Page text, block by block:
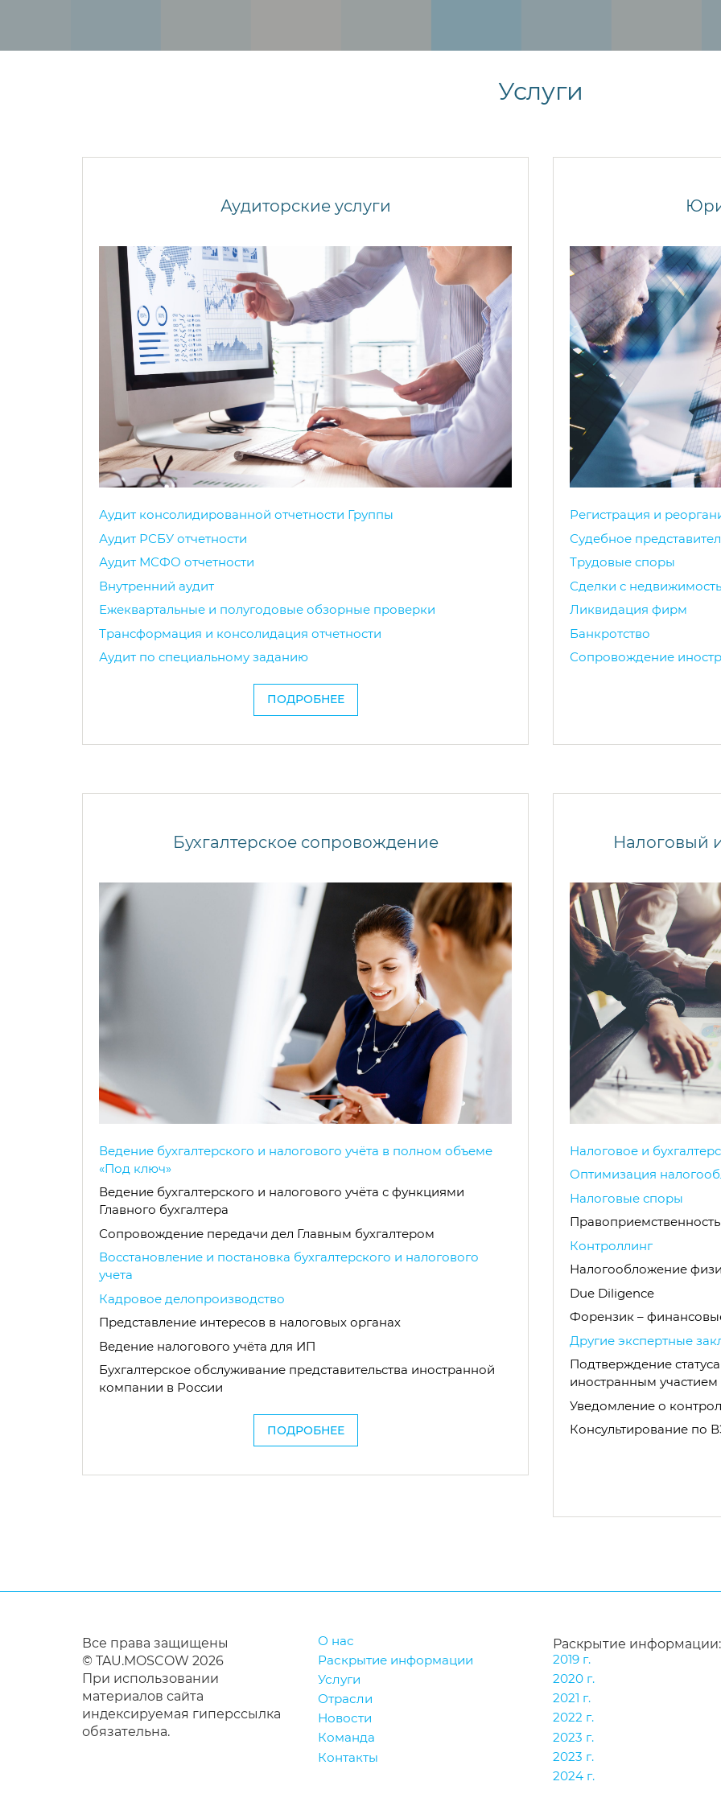
Услуги
Аудиторские услуги
Аудит консолидированной отчетности Группы
Аудит РСБУ отчетности
Аудит МСФО отчетности
Внутренний аудит
Ежеквартальные и полугодовые обзорные проверки
Трансформация и консолидация отчетности
Аудит по специальному заданию
ПОДРОБНЕЕ
Регистрация и
Судебное
Трудовые споры
Сделки с
Ликвидация фирм
Банкротство
Сопровождение
Бухгалтерское сопровождение
Ведение бухгалтерского и налогового учёта в полном объеме
«Под ключ»
Ведение бухгалтерского и налогового учёта с функциями
Главного бухгалтера
Сопровождение передачи дел Главным бухгалтером
Восстановление и постановка бухгалтерского и налогового
учета
Кадровое делопроизводство
Представление интересов в налоговых органах
Ведение налогового учёта для ИП
Бухгалтерское обслуживание представительства иностранной
компании в России
ПОДРОБНЕЕ
Налоговый
Налоговое и
Оптимизация
Налоговые споры
Контроллинг
Налогообложение
Due Diligence
Форензик –
Другие экспертные
Подтверждение
иностранным участием
Уведомление о
Консультирование по
Все права защищены
© TAU.MOSCOW 2026
При использовании
материалов сайта
индексируемая гиперссылка
обязательна.
О нас
Раскрытие информации
Услуги
Отрасли
Новости
Команда
Контакты
Раскрытие информации:
2019 г.
2020 г.
2021 г.
2022 г.
2023 г.
2023 г.
2024 г.